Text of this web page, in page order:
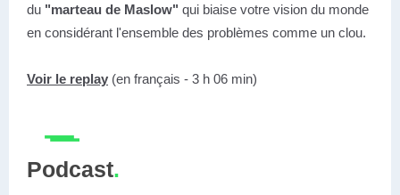
du "marteau de Maslow" qui biaise votre vision du monde
en considérant l'ensemble des problèmes comme un clou.
Voir le replay (en français - 3 h 06 min)
Podcast.